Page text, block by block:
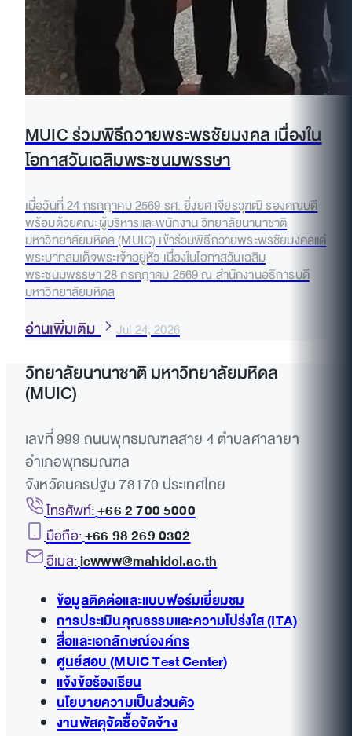
MUIC ร่วมพิธีถวายพระพรชัยมงคล เนื่องใน
โอกาสวันเฉลิมพระชนมพรรษา
เมื่อวันที่ 24 กรกฎาคม 2569 รศ. ยิ่งยศ เจียรวุฑฒิ รองคณบดี
พร้อมด้วยคณะผู้บริหารและพนักงาน วิทยาลัยนานาชาติ
มหาวิทยาลัยมหิดล (MUIC) เข้าร่วมพิธีถวายพระพรชัยมงคลแด่
พระบาทสมเด็จพระเจ้าอยู่หัว เนื่องในโอกาสวันเฉลิม
พระชนมพรรษา 28 กรกฎาคม 2569 ณ สำนักงานอธิการบดี
มหาวิทยาลัยมหิดล
อ่านเพิ่มเติม Jul 24, 2026
วิทยาลัยนานาชาติ มหาวิทยาลัยมหิดล
(MUIC)
เลขที่ 999 ถนนพุทธมณฑลสาย 4 ตำบลศาลายา
อำเภอพุทธมณฑล
จังหวัดนครปฐม 73170 ประเทศไทย
โทรศัพท์:+66 2 700 5000
มือถือ:+66 98 269 0302
อีเมล:icwww@mahidol.ac.th
ข้อมูลติดต่อและแบบฟอร์มเยี่ยมชม
การประเมินคุณธรรมและความโปร่งใส (ITA)
สื่อและเอกลักษณ์องค์กร
ศูนย์สอบ (MUIC Test Center)
แจ้งข้อร้องเรียน
นโยบายความเป็นส่วนตัว
งานพัสดุจัดซื้อจัดจ้าง